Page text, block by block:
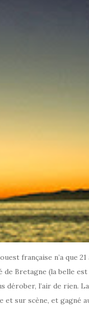
française n’a que
de Bretagne (la belle
l’air de rien.
sur scène, et gagné